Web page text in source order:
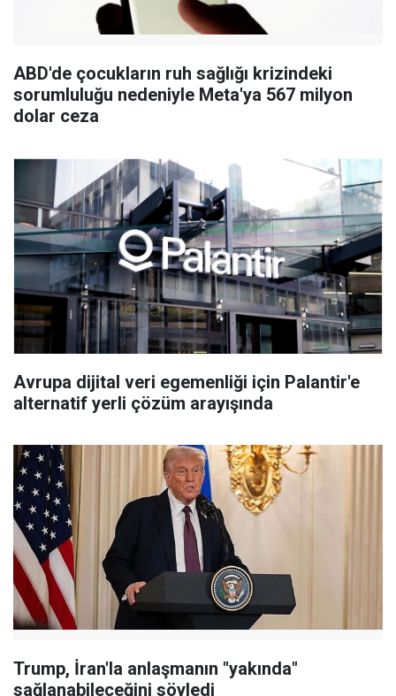
ABD'de çocukların ruh sağlığı krizindeki
sorumluluğu nedeniyle Meta'ya 567 milyon
dolar ceza
Avrupa dijital veri egemenliği için Palantir'e
alternatif yerli çözüm arayışında
Trump, İran'la anlaşmanın "yakında"
sağlanabileceğini söyledi